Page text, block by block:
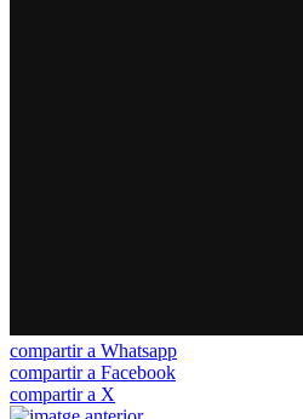
compartir a Whatsapp
compartir a Facebook
compartir a X